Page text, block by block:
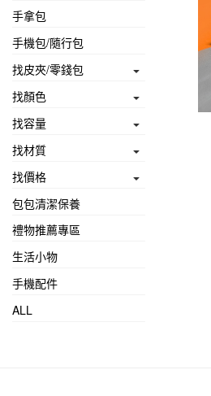
手拿包
手機包/隨行包
找皮夾/零錢包
找顏色
找容量
找材質
找價格
包包清潔保養
禮物推薦專區
生活小物
手機配件
ALL